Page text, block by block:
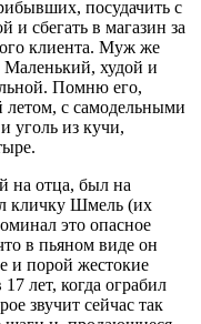
посудачить с
и сбегать в магазин за
клиента. Муж же
худой и
Помню его,
летом, с самодельными
уголь из кучи,
на отца, был на
кличку Шмель (их
это опасное
в пьяном виде он
и порой жестокие
лет, когда ограбил
звучит сейчас так